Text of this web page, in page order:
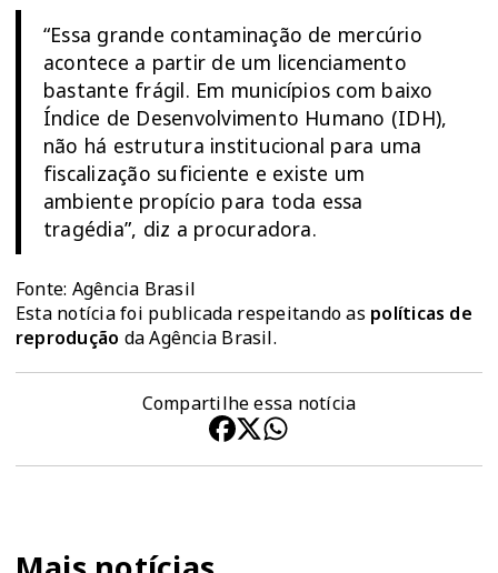
“Essa grande contaminação de mercúrio
acontece a partir de um licenciamento
bastante frágil. Em municípios com baixo
Índice de Desenvolvimento Humano (IDH),
não há estrutura institucional para uma
fiscalização suficiente e existe um
ambiente propício para toda essa
tragédia”, diz a procuradora.
Fonte: Agência Brasil
Esta notícia foi publicada respeitando as políticas de
reprodução da Agência Brasil.
Compartilhe essa notícia